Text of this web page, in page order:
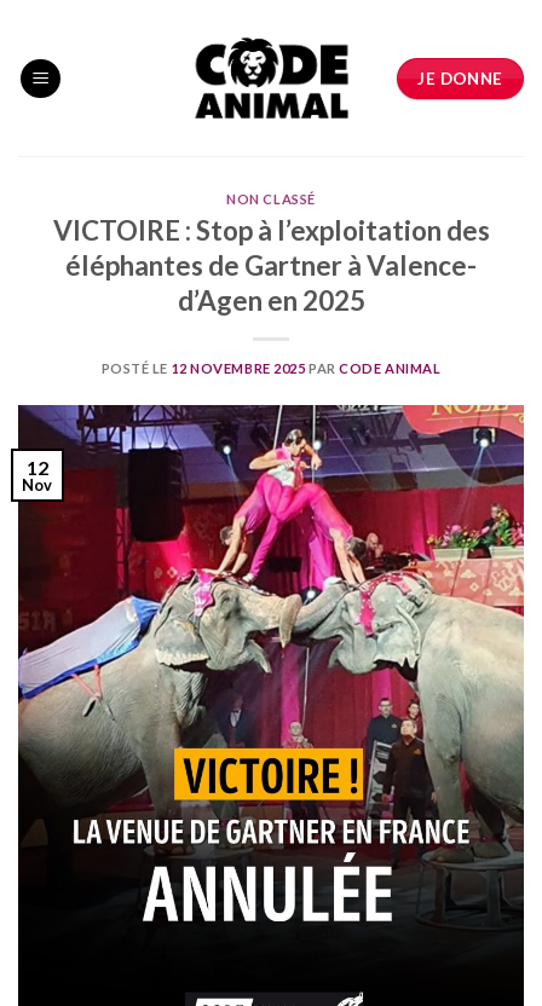
content
JE DONNE
NON CLASSÉ
VICTOIRE : Stop à l’exploitation des
éléphantes de Gartner à Valence-
d’Agen en 2025
POSTÉ LE 12 NOVEMBRE 2025 PARCODE ANIMAL
12
Nov